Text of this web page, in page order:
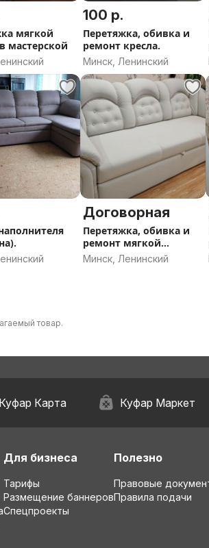
мягкой
мастерской
100 р.
Перетяжка, обивка и
ремонт кресла.
Минск, Ленинский
Договорная
Перетяжка, обивка и
ремонт мягкой
мебели.
Минск, Ленинский
товар.
Куфар Карта Куфар Маркет
Для бизнеса
Тарифы
Размещение баннеров
Спецпроекты
Полезно
Правовые
Правила подачи